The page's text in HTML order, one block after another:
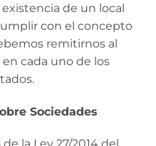
de un local
con el concepto
remitirnos al
cada uno de los
Sociedades